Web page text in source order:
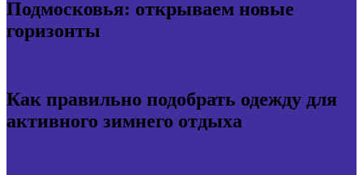
Подмосковья: открываем новые
горизонты
Как правильно подобрать одежду для
активного зимнего отдыха